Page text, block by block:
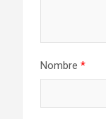
Nombre *